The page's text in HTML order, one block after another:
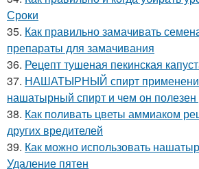
Сроки
35. Как правильно замачивать
препараты для замачивания
36. Рецепт тушеная пекинская
37. НАШАТЫРНЫЙ спирт
нашатырный спирт и чем он полезен
38. Как поливать цветы аммиаком
других вредителей
39. Как можно использовать
Удаление пятен